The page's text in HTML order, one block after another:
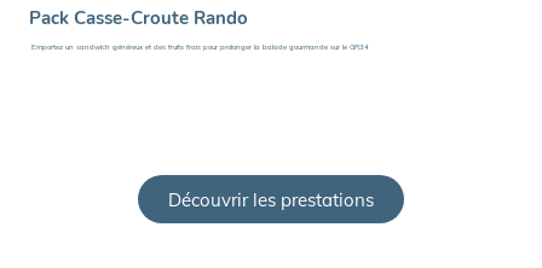
Pack Casse-Croute Rando
Emportez un sandwich généreux et des fruits frais pour prolonger la balade gourmande sur le GR34
Découvrir les prestations